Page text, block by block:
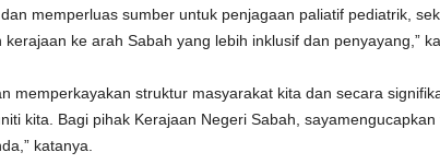
memperluas sumber untuk penjagaan paliatif pediatrik,
ke arah Sabah yang lebih inklusif dan penyayang,”
memperkayakan struktur masyarakat kita dan secara
kita. Bagi pihak Kerajaan Negeri Sabah,
katanya.